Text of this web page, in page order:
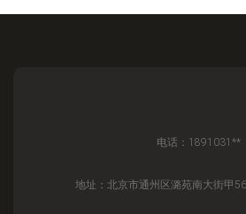
电话：1891031**
地址：北京市通州区潞苑南大街甲